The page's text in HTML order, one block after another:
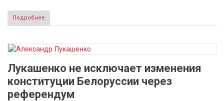
Подробнее
Лукашенко не исключает изменения
конституции Белоруссии через
референдум